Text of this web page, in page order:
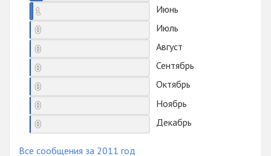
1
Июнь
0
Июль
0
Август
0
Сентябрь
0
Октябрь
0
Ноябрь
0
Декабрь
Все сообщения за 2011 год